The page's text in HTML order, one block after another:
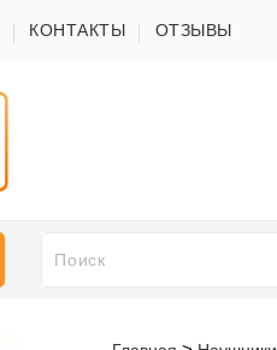
КОНТАКТЫ ОТЗЫВЫ